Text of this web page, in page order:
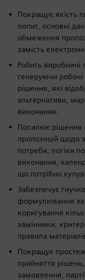
Покращує якість
попит, основні
обмеження
замість
Робить
генеруючи робочі
рішення, які
альтернативи,
виконання.
Посилює рішення
пропозицій щодо
потреби, логіки
виконання,
що потрібно
Забезпечує
формулювання
коригування
замінники,
правила
Покращує
прийняття
замовлення,